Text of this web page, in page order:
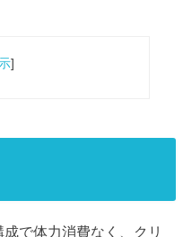
]
で体力消費なく、クリ